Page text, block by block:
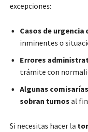
excepciones:
Casos de urgencia
inminentes o
Errores
trámite con
Algunas
sobran turnos al
Si necesitas hacer la